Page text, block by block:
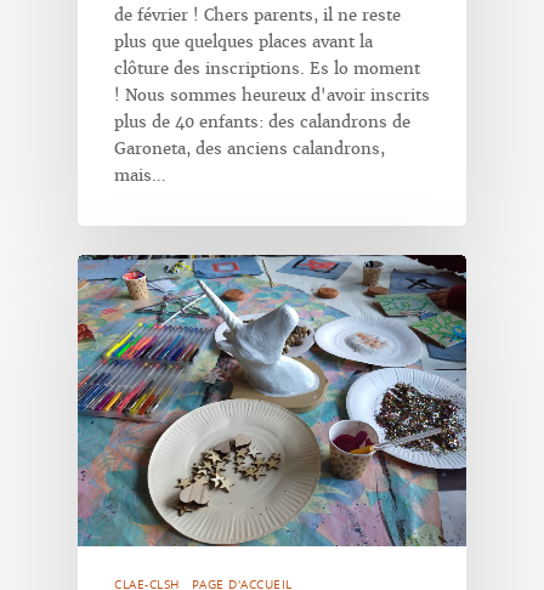
de février ! Chers parents, il ne reste
plus que quelques places avant la
clôture des inscriptions. Es lo moment
! Nous sommes heureux d'avoir inscrits
plus de 40 enfants: des calandrons de
Garoneta, des anciens calandrons,
mais…
CLAE-CLSH PAGE D'ACCUEIL